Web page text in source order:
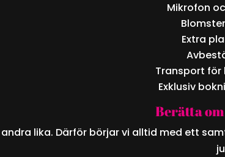
Mikrofon
Extra
Transport
Exklusiv
Berätta
lika. Därför börjar vi alltid med ett